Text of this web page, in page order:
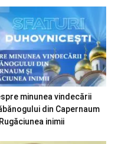
minunea vindecării
din Capernaum
inimii